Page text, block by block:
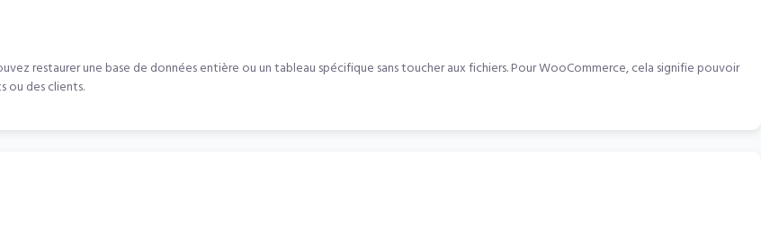
restaurer une base de données entière ou un tableau spécifique sans toucher aux fichiers. Pour WooCommerce, cela signifie pouvoir
ou des clients.